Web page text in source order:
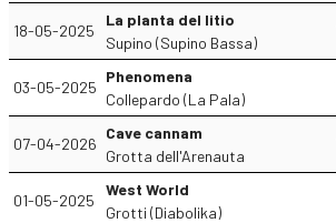
18-05-2025
La planta del litio
Supino (Supino Bassa)
03-05-2025
Phenomena
Collepardo (La Pala)
07-04-2026
Cave cannam
Grotta dell'Arenauta
01-05-2025
West World
Grotti (Diabolika)